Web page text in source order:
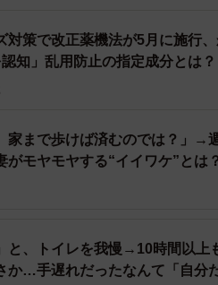
対策で改正薬機法が5月に施行
知」乱用防止の指定成分とは？
家まで歩けば済むのでは？」→
モヤモヤする“イイワケ”とは？
と、トイレを我慢→10時間以上
…手遅れだったなんて「自分